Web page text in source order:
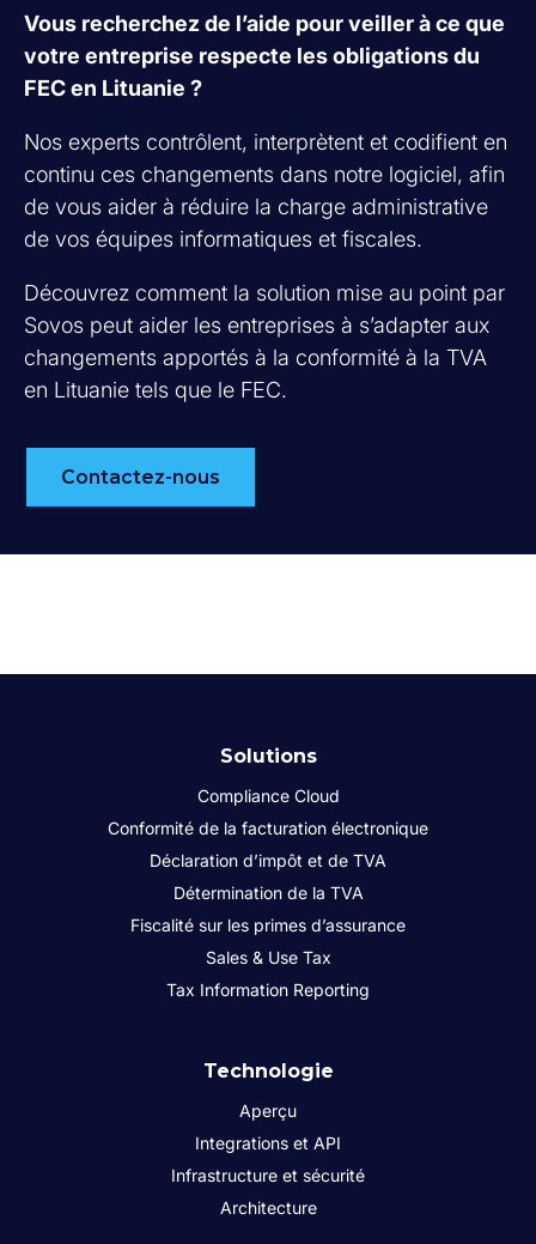
Vous recherchez de l’aide pour veiller à ce que
votre entreprise respecte les obligations du
FEC en Lituanie ?
Nos experts contrôlent, interprètent et codifient en
continu ces changements dans notre logiciel, afin
de vous aider à réduire la charge administrative
de vos équipes informatiques et fiscales.
Découvrez comment la solution mise au point par
Sovos peut aider les entreprises à s’adapter aux
changements apportés à la conformité à la TVA
en Lituanie tels que le FEC.
Contactez-nous
Solutions
Compliance Cloud
Conformité de la facturation électronique
Déclaration d’impôt et de TVA
Détermination de la TVA
Fiscalité sur les primes d’assurance
Sales & Use Tax
Tax Information Reporting
Technologie
Aperçu
Integrations et API
Infrastructure et sécurité
Architecture